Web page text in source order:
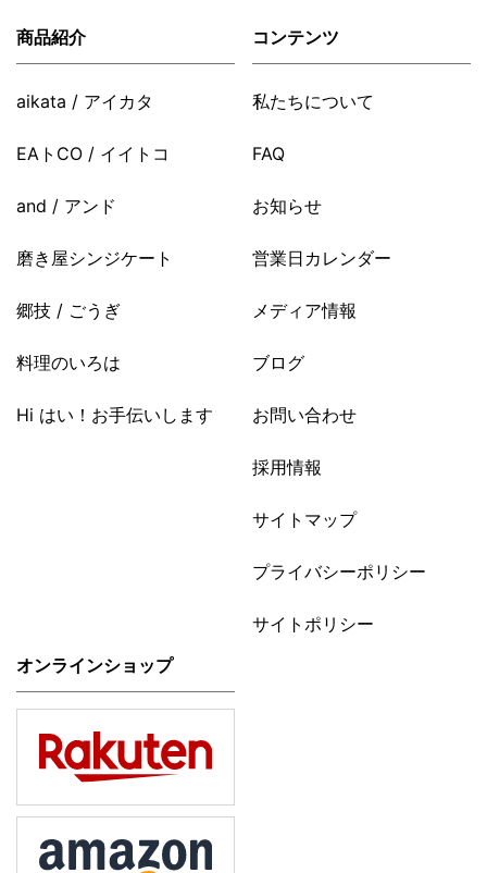
商品紹介
aikata / アイカタ
EAトCO / イイトコ
and / アンド
磨き屋シンジケート
郷技 / ごうぎ
料理のいろは
Hi はい！お手伝いします
コンテンツ
私たちについて
FAQ
お知らせ
営業日カレンダー
メディア情報
ブログ
お問い合わせ
採用情報
サイトマップ
プライバシーポリシー
サイトポリシー
オンラインショップ